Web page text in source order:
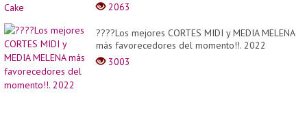
How
2063
????Los mejores CORTES MIDI y MEDIA MELENA
más favorecedores del momento!!. 2022
3003